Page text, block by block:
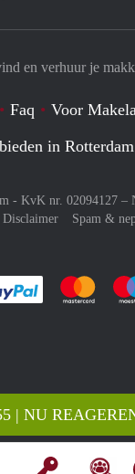
| NU
en verhuur je
Faq Voor
in Rotterdam
- KvK nr. 02094127 –
Disclaimer
Spam &
Je rekent Je